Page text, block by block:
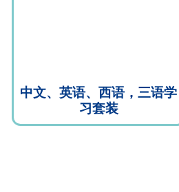
中文、英语、西语，三语学
习套装